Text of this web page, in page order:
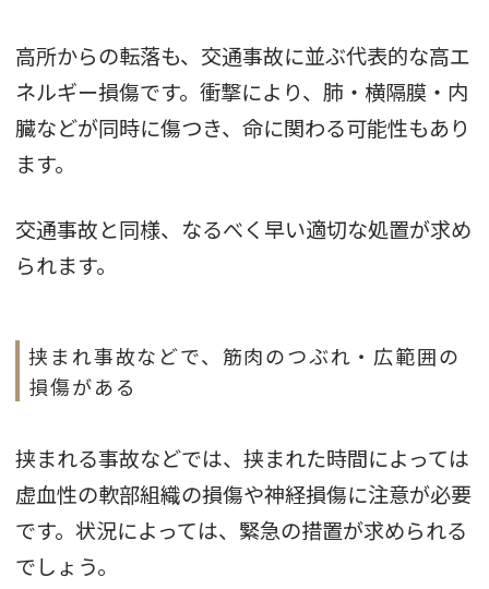
高所からの転落も、交通事故に並ぶ代表的な高エ
ネルギー損傷です。衝撃により、肺・横隔膜・内
臓などが同時に傷つき、命に関わる可能性もあり
ます。
交通事故と同様、なるべく早い適切な処置が求め
られます。
挟まれ事故などで、筋肉のつぶれ・広範囲の
損傷がある
挟まれる事故などでは、挟まれた時間によっては
虚血性の軟部組織の損傷や神経損傷に注意が必要
です。状況によっては、緊急の措置が求められる
でしょう。